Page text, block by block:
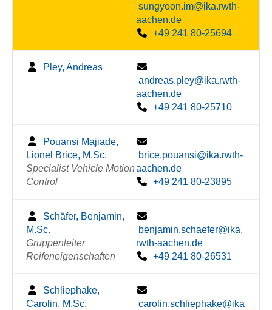
sungyoon.im@ika.rwth-
aachen.de
+49 241 80-25694
Pley, Andreas
andreas.pley@ika.rwth-
aachen.de
+49 241 80-25710
Pouansi Majiade,
Lionel Brice, M.Sc.
Specialist Vehicle Motion
Control
brice.pouansi@ika.rwth-
aachen.de
+49 241 80-23895
Schäfer, Benjamin,
M.Sc.
Gruppenleiter
Reifeneigenschaften
benjamin.schaefer@ika.
rwth-aachen.de
+49 241 80-26531
Schliephake,
Carolin, M.Sc.
carolin.schliephake@ika